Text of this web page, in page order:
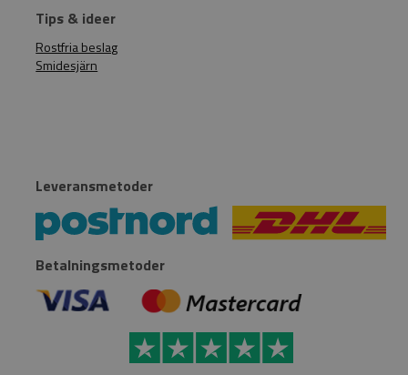
Tips & ideer
Rostfria beslag
Smidesjärn
Leveransmetoder
Betalningsmetoder